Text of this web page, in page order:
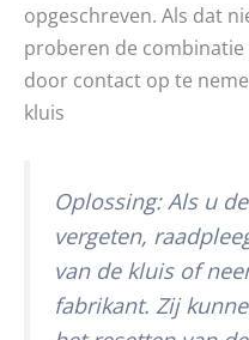
opgeschreven. Als dat
proberen de
door contact op te
kluis
Oplossing: Als u
vergeten,
van de kluis of
fabrikant. Zij